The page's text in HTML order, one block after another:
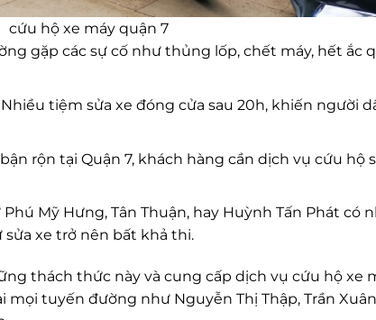
cứu hộ xe máy quận 7
gặp các sự cố như thủng lốp, chết máy, hết ắc
Nhiều tiệm sửa xe đóng cửa sau 20h, khiến người
rộn tại Quận 7, khách hàng cần dịch vụ cứu hộ
Mỹ Hưng, Tân Thuận, hay Huỳnh Tấn Phát có
xe trở nên bất khả thi.
thách thức này và cung cấp dịch vụ cứu hộ xe
tuyến đường như Nguyễn Thị Thập, Trần Xuân